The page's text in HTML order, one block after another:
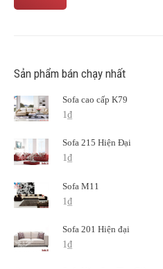
Sản phẩm bán chạy nhất
Sofa cao cấp K79
1₫
Sofa 215 Hiện Đại
1₫
Sofa M11
1₫
Sofa 201 Hiện đại
1₫